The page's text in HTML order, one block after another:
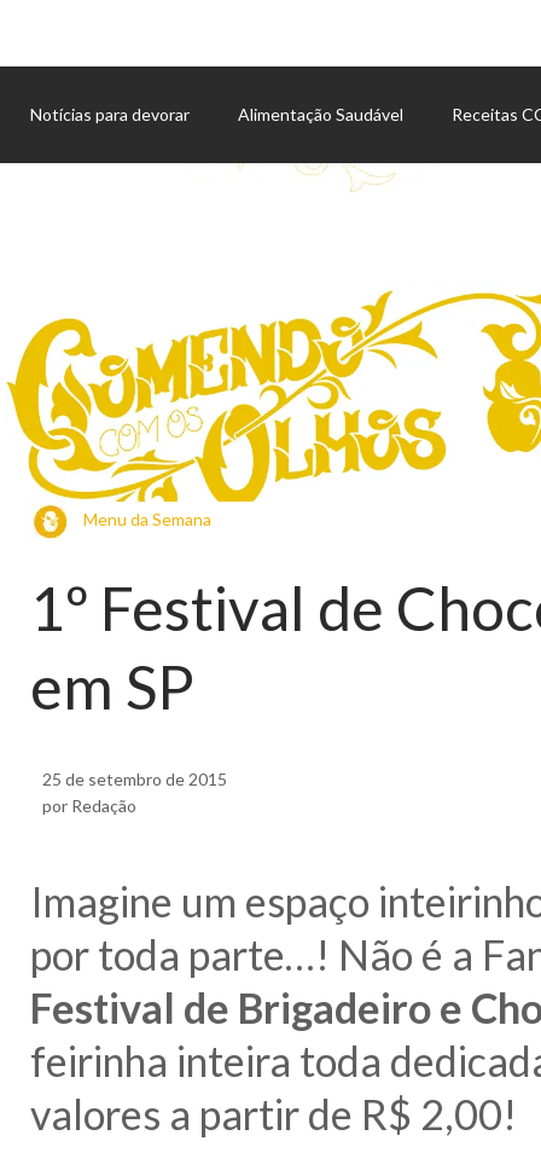
Notícias para devorar Alimentação Saudável Receitas
Menu da Semana
1º Festival de
em SP
25 de setembro de 2015
por Redação
Imagine um espaço
por toda parte…! Não é a
Festival de Brigadeiro e
feirinha inteira toda
valores a partir de R$ 2,00!